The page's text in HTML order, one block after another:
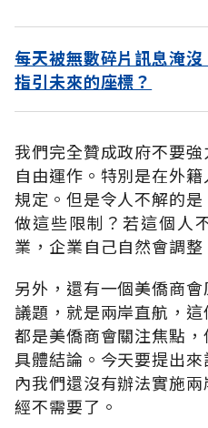
每天被無數碎片訊息淹
指引未來的座標？
我們完全贊成政府不要
自由運作。特別是在外
規定。但是令人不解的
做這些限制？若這個人
業，企業自己自然會調
另外，還有一個美僑商
議題，就是兩岸直航，
都是美僑商會關注焦點
具體結論。今天要提出
內我們還沒有辦法實施
經不需要了。